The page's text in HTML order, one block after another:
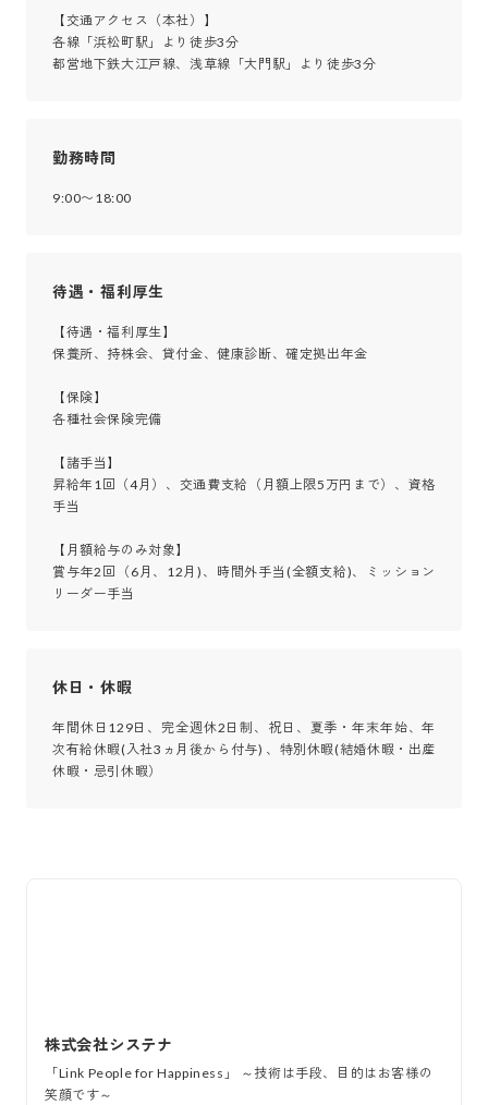
【交通アクセス（本社）】
各線「浜松町駅」より徒歩3分
都営地下鉄大江戸線、浅草線「大門駅」より徒歩3分
勤務時間
9:00〜18:00
待遇・福利厚生
【待遇・福利厚生】
保養所、持株会、貸付金、健康診断、確定拠出年金
【保険】
各種社会保険完備
【諸手当】
昇給年1回（4月）、交通費支給（月額上限5万円まで）、資格
手当
【月額給与のみ対象】
賞与年2回（6月、12月)、時間外手当(全額支給)、ミッション
リーダー手当
休日・休暇
年間休日129日、完全週休2日制、祝日、夏季・年末年始、年
次有給休暇(入社3ヵ月後から付与) 、特別休暇(結婚休暇・出産
休暇・忌引休暇）
株式会社システナ
「Link People for Happiness」 ～技術は手段、目的はお客様の
笑顔です～